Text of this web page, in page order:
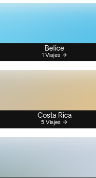
Belice
1 Viajes
Costa Rica
5 Viajes